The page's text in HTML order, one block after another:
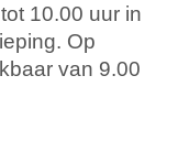
10.00 uur in
Op
van 9.00